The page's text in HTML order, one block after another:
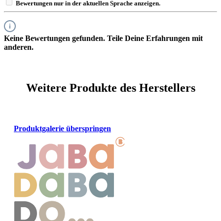
Bewertungen nur in der aktuellen Sprache anzeigen.
Keine Bewertungen gefunden. Teile Deine Erfahrungen mit
anderen.
Weitere Produkte des Herstellers
Produktgalerie überspringen